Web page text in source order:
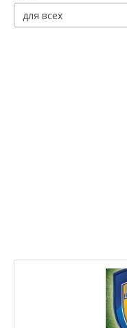
для всех